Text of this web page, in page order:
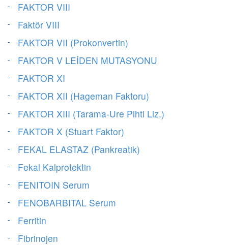
FAKTOR VIII
Faktör VIII
FAKTOR VII (Prokonvertin)
FAKTOR V LEİDEN MUTASYONU
FAKTOR XI
FAKTOR XII (Hageman Faktoru)
FAKTOR XIII (Tarama-Ure Pihti Liz.)
FAKTOR X (Stuart Faktor)
FEKAL ELASTAZ (Pankreatik)
Fekal Kalprotektin
FENITOIN Serum
FENOBARBITAL Serum
Ferritin
Fibrinojen